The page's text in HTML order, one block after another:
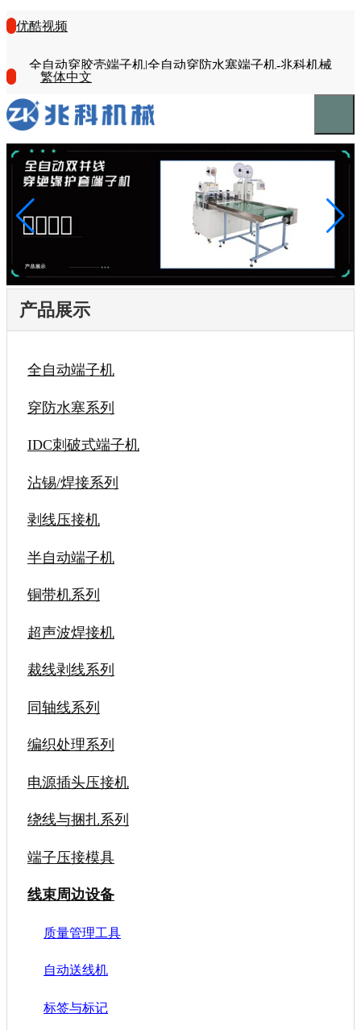
优酷视频
全自动穿胶壳端子机|全自动穿防水塞端子机-兆科机械
繁体中文
产品展示
全自动端子机
穿防水塞系列
IDC刺破式端子机
沾锡/焊接系列
剥线压接机
半自动端子机
铜带机系列
超声波焊接机
裁线剥线系列
同轴线系列
编织处理系列
电源插头压接机
绕线与捆扎系列
端子压接模具
线束周边设备
质量管理工具
自动送线机
标签与标记